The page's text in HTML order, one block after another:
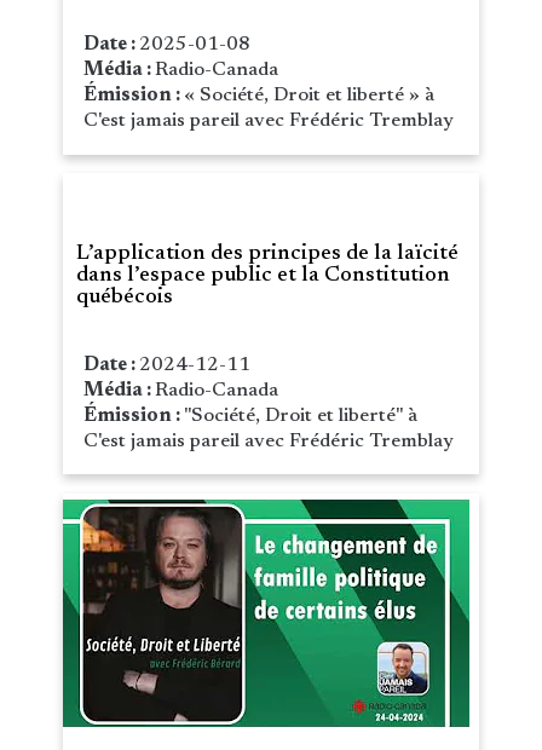
Date : 2025-01-08
Média :Radio-Canada
Émission : « Société, Droit et liberté » à
C'est jamais pareil avec Frédéric Tremblay
L’application des principes de la laïcité
dans l’espace public et la Constitution
québécois
Date : 2024-12-11
Média :Radio-Canada
Émission : "Société, Droit et liberté" à
C'est jamais pareil avec Frédéric Tremblay